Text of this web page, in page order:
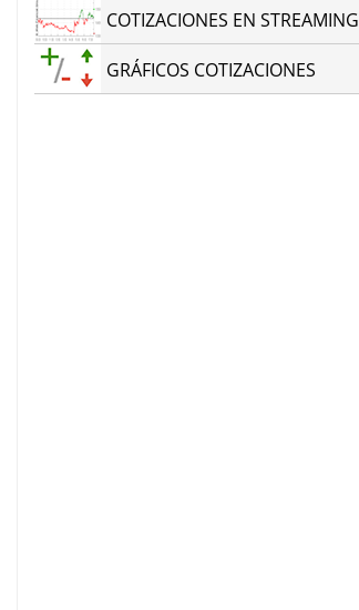
COTIZACIONES EN STREAMING
GRÁFICOS COTIZACIONES